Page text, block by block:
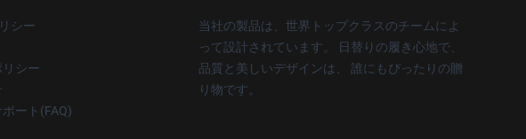
シー
シー
ート(FAQ)
当社の製品は、世界トップクラスのチームによ
って設計されています。 日替りの履き心地で、
品質と美しいデザインは、 誰にもぴったりの贈
り物です。